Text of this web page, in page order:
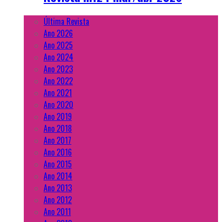
Última Revista
Ano 2026
Ano 2025
Ano 2024
Ano 2023
Ano 2022
Ano 2021
Ano 2020
Ano 2019
Ano 2018
Ano 2017
Ano 2016
Ano 2015
Ano 2014
Ano 2013
Ano 2012
Ano 2011